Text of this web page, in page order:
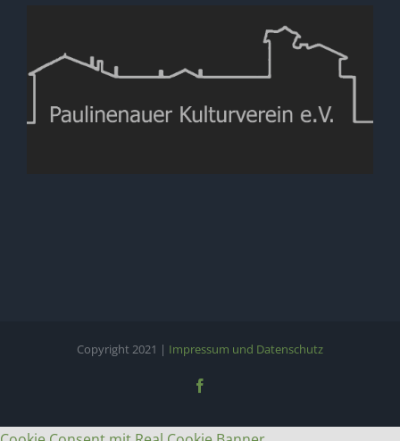
Copyright 2021 | Impressum und Datenschutz